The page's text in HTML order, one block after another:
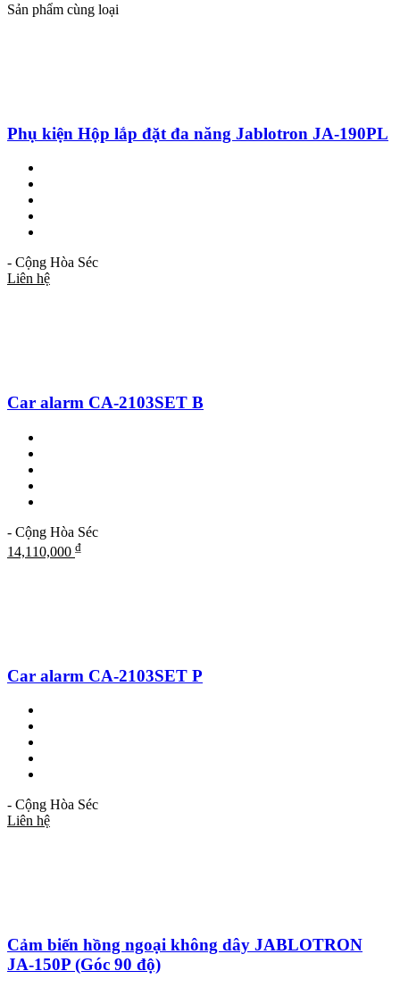
Sản phẩm cùng loại
Phụ kiện Hộp lắp đặt đa năng Jablotron JA-190PL
- Cộng Hòa Séc
Liên hệ
Car alarm CA-2103SET B
- Cộng Hòa Séc
14,110,000 ₫
Car alarm CA-2103SET P
- Cộng Hòa Séc
Liên hệ
Cảm biến hồng ngoại không dây JABLOTRON
JA-150P (Góc 90 độ)